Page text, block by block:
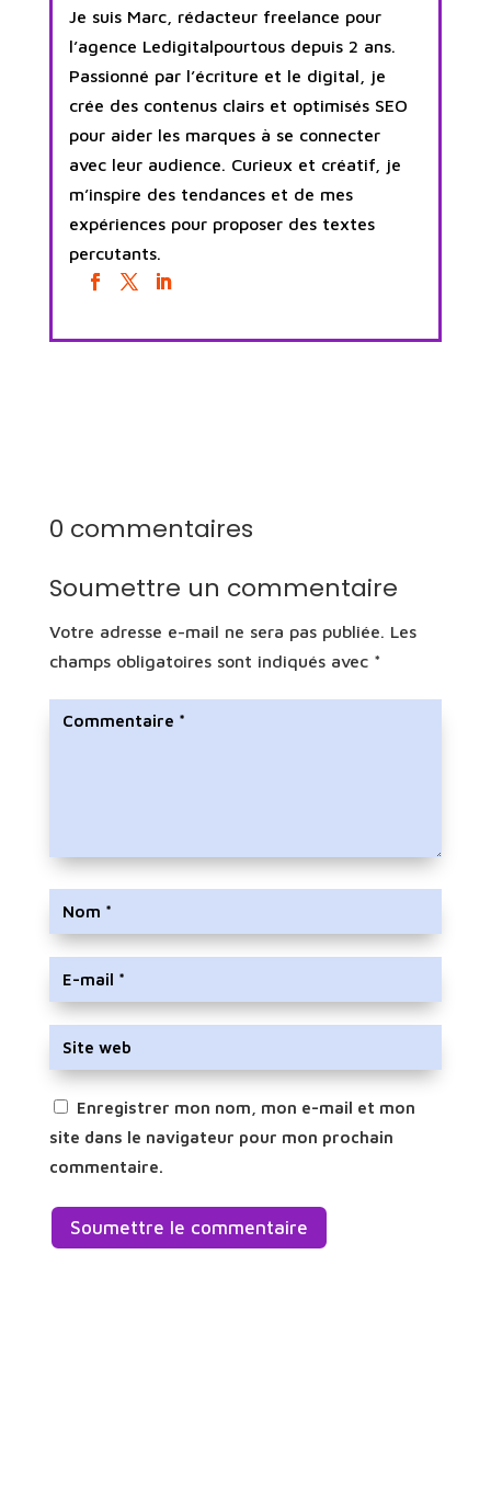
Je suis Marc, rédacteur freelance pour
l’agence Ledigitalpourtous depuis 2 ans.
Passionné par l’écriture et le digital, je
crée des contenus clairs et optimisés SEO
pour aider les marques à se connecter
avec leur audience. Curieux et créatif, je
m’inspire des tendances et de mes
expériences pour proposer des textes
percutants.
0 commentaires
Soumettre un commentaire
Votre adresse e-mail ne sera pas publiée. Les
champs obligatoires sont indiqués avec *
Enregistrer mon nom, mon e-mail et mon
site dans le navigateur pour mon prochain
commentaire.
Soumettre le commentaire